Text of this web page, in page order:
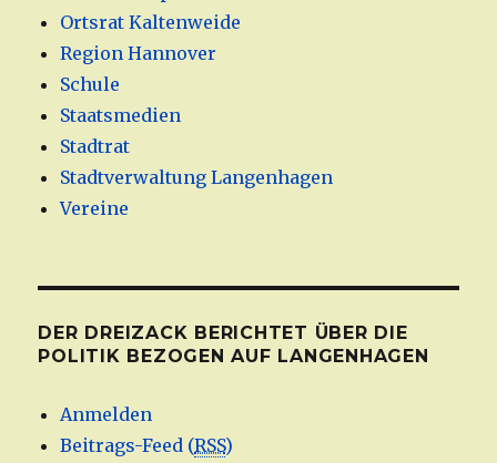
Ortsrat Kaltenweide
Region Hannover
Schule
Staatsmedien
Stadtrat
Stadtverwaltung Langenhagen
Vereine
DER DREIZACK BERICHTET ÜBER DIE
POLITIK BEZOGEN AUF LANGENHAGEN
Anmelden
Beitrags-Feed (RSS)